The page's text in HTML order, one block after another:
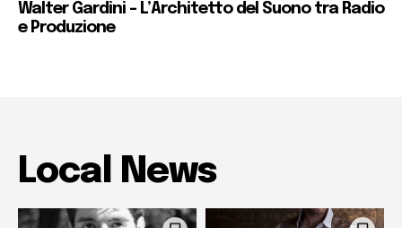
Walter Gardini – L’Architetto del Suono tra Radio
e Produzione
Local News